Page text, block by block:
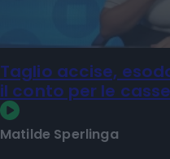
Taglio accise,
il conto per le